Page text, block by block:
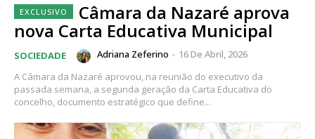
Câmara da Nazaré aprova
nova Carta Educativa Municipal
SOCIEDADE Adriana Zeferino - 16 De Abril, 2026
A Câmara da Nazaré aprovou, na reunião do executivo da
passada semana, a segunda geração da Carta Educativa do
concelho, documento estratégico que define...